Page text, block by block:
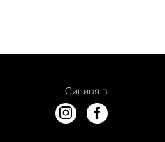
Синиця в: